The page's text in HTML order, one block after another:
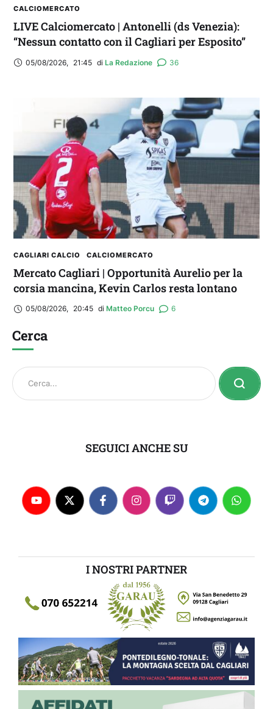
CALCIOMERCATO
LIVE Calciomercato | Antonelli (ds Venezia):
“Nessun contatto con il Cagliari per Esposito”
05/08/2026, 21:45 di La Redazione 36
CAGLIARI CALCIO CALCIOMERCATO
Mercato Cagliari | Opportunità Aurelio per la
corsia mancina, Kevin Carlos resta lontano
05/08/2026, 20:45 di Matteo Porcu 6
Cerca
SEGUICI ANCHE SU
I NOSTRI PARTNER